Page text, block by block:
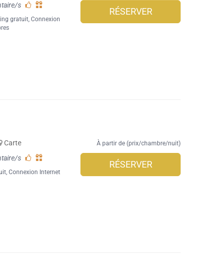
s
gratuit ,Connexion
RÉSERVER
Carte
s
,Connexion Internet
À partir de (prix/chambre/nuit)
RÉSERVER